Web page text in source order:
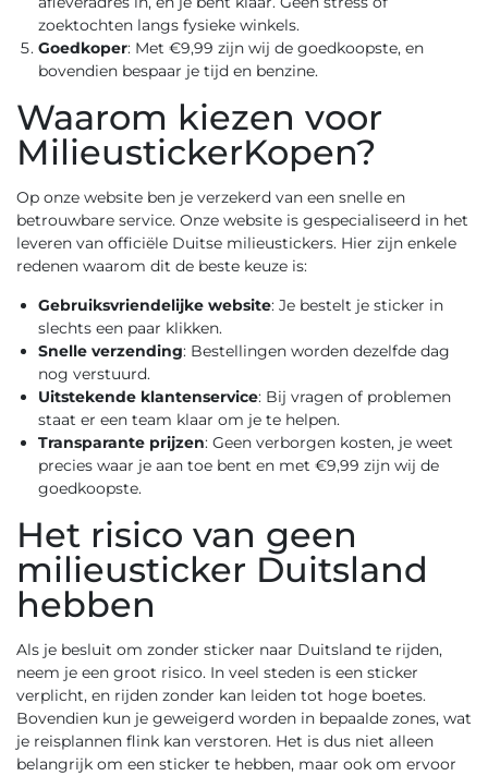
zoektochten langs fysieke winkels.
Goedkoper: Met €9,99 zijn wij de goedkoopste, en
bovendien bespaar je tijd en benzine.
Waarom kiezen voor
MilieustickerKopen?
Op onze website ben je verzekerd van een snelle en
betrouwbare service. Onze website is gespecialiseerd in het
leveren van officiële Duitse milieustickers. Hier zijn enkele
redenen waarom dit de beste keuze is:
Gebruiksvriendelijke website: Je bestelt je sticker in
slechts een paar klikken.
Snelle verzending: Bestellingen worden dezelfde dag
nog verstuurd.
Uitstekende klantenservice: Bij vragen of problemen
staat er een team klaar om je te helpen.
Transparante prijzen: Geen verborgen kosten, je weet
precies waar je aan toe bent en met €9,99 zijn wij de
goedkoopste.
Het risico van geen
milieusticker Duitsland
hebben
Als je besluit om zonder sticker naar Duitsland te rijden,
neem je een groot risico. In veel steden is een sticker
verplicht, en rijden zonder kan leiden tot hoge boetes.
Bovendien kun je geweigerd worden in bepaalde zones, wat
je reisplannen flink kan verstoren. Het is dus niet alleen
belangrijk om een sticker te hebben, maar ook om ervoor